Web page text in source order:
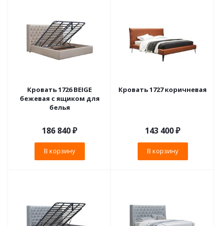
Кровать 1726 BEIGE
бежевая с ящиком для
белья
186 840₽
В корзину
Кровать 1727 коричневая
143 400₽
В корзину